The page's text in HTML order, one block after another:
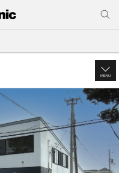
MENU